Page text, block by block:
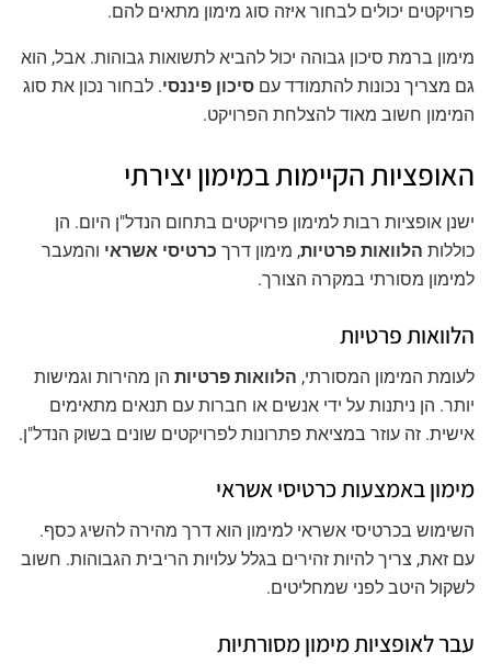
פרויקטים יכולים לבחור איזה סוג מימון מתאים להם.
מימון ברמת סיכון גבוהה יכול להביא לתשואות גבוהות. אבל, הוא
גם מצריך נכונות להתמודד עם סיכון פיננסי. לבחור נכון את סוג
המימון חשוב מאוד להצלחת הפרויקט.
האופציות הקיימות במימון יצירתי
ישנן אופציות רבות למימון פרויקטים בתחום הנדל"ן היום. הן
כוללות הלוואות פרטיות, מימון דרך כרטיסי אשראי והמעבר
למימון מסורתי במקרה הצורך.
הלוואות פרטיות
לעומת המימון המסורתי, הלוואות פרטיות הן מהירות וגמישות
יותר. הן ניתנות על ידי אנשים או חברות עם תנאים מתאימים
אישית. זה עוזר במציאת פתרונות לפרויקטים שונים בשוק הנדל"ן.
מימון באמצעות כרטיסי אשראי
השימוש בכרטיסי אשראי למימון הוא דרך מהירה להשיג כסף.
עם זאת, צריך להיות זהירים בגלל עלויות הריבית הגבוהות. חשוב
לשקול היטב לפני שמחליטים.
עבר לאופציות מימון מסורתיות